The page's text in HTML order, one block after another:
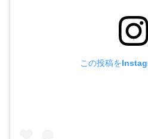
この投稿を